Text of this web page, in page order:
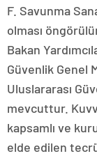
F. Savunma
olması
Bakan
Güvenlik Genel
Uluslararası
mevcuttur.
kapsamlı ve
elde edilen